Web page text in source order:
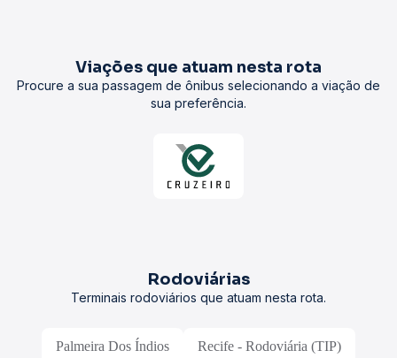
Viações que atuam nesta rota
Procure a sua passagem de ônibus selecionando a viação de
sua preferência.
Rodoviárias
Terminais rodoviários que atuam nesta rota.
Palmeira Dos Índios Recife - Rodoviária (TIP)